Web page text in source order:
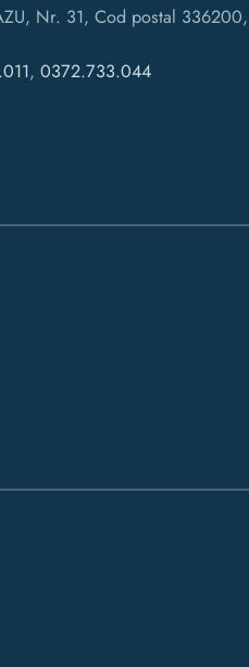
Nr. 31, Cod postal 336200,
, 0372.733.044